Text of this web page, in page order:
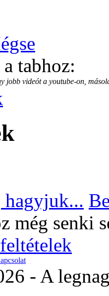
tabhoz:
jobb videót a youtube-on,
hagyjuk...
még senki
- A